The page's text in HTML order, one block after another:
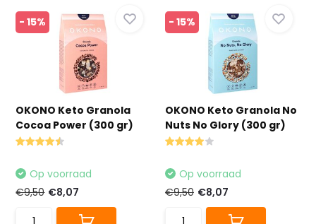
- 15%
OKONO Keto Granola
Cocoa Power (300 gr)
Op voorraad
€9,50 €8,07
- 15%
OKONO Keto Granola No
Nuts No Glory (300 gr)
Op voorraad
€9,50 €8,07